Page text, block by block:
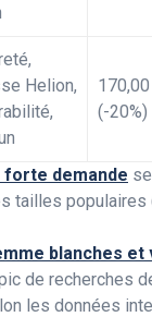
Helion,
170,00
(-20%)
forte demande
tailles populaires
blanches et
de recherches
les données